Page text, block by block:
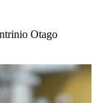
Otago